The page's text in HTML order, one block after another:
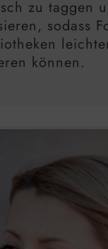
zu taggen
sodass
können.